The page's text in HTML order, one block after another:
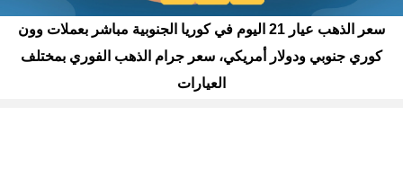
سعر الذهب عيار 21 اليوم في كوريا الجنوبية مباشر بعملات وون
كوري جنوبي ودولار أمريكي، سعر جرام الذهب الفوري بمختلف
العيارات